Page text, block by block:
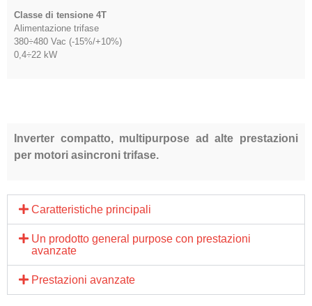
Classe di tensione 4T
Alimentazione trifase
380÷480 Vac (-15%/+10%)
0,4÷22 kW
Inverter compatto, multipurpose ad alte prestazioni
per motori asincroni trifase.
Caratteristiche principali
Un prodotto general purpose con prestazioni
avanzate
Prestazioni avanzate